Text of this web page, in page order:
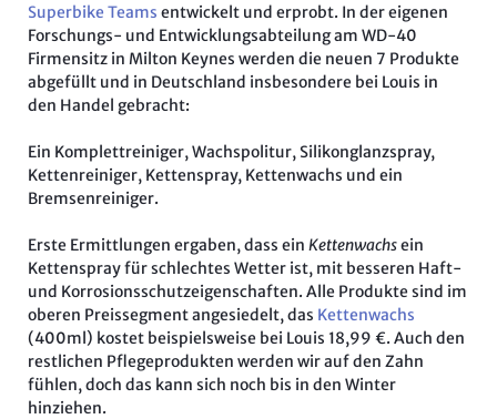
Superbike Teams entwickelt und erprobt. In der eigenen
Forschungs- und Entwicklungsabteilung am WD-40
Firmensitz in Milton Keynes werden die neuen 7 Produkte
abgefüllt und in Deutschland insbesondere bei Louis in
den Handel gebracht:
Ein Komplettreiniger, Wachspolitur, Silikonglanzspray,
Kettenreiniger, Kettenspray, Kettenwachs und ein
Bremsenreiniger.
Erste Ermittlungen ergaben, dass ein Kettenwachsein
Kettenspray für schlechtes Wetter ist, mit besseren Haft-
und Korrosionsschutzeigenschaften. Alle Produkte sind im
oberen Preissegment angesiedelt, das Kettenwachs
(400ml) kostet beispielsweise bei Louis 18,99 €. Auch den
restlichen Pflegeprodukten werden wir auf den Zahn
fühlen, doch das kann sich noch bis in den Winter
hinziehen.